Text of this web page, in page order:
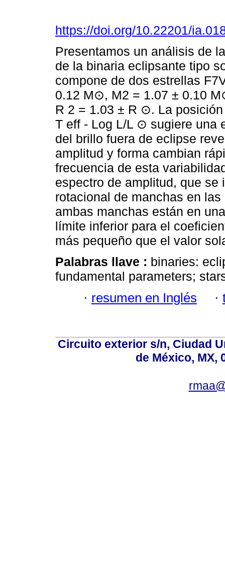
https://doi.org/10.22201/
Presentamos un análisis de
de la binaria eclipsante tipo
compone de dos estrellas
0.12 M⊙, M2 = 1.07 ± 0.10
R 2 = 1.03 ± R ⊙. La
T eff - Log L/L ⊙ sugiere una
del brillo fuera de eclipse
amplitud y forma cambian
frecuencia de esta
espectro de amplitud, que se
rotacional de manchas en
ambas manchas están en
límite inferior para el
más pequeño que el valor
Palabras llave : binaries:
fundamental parameters;
· resumen en Inglés ·
Circuito exterior s/n, Ciudad
de México, MX,